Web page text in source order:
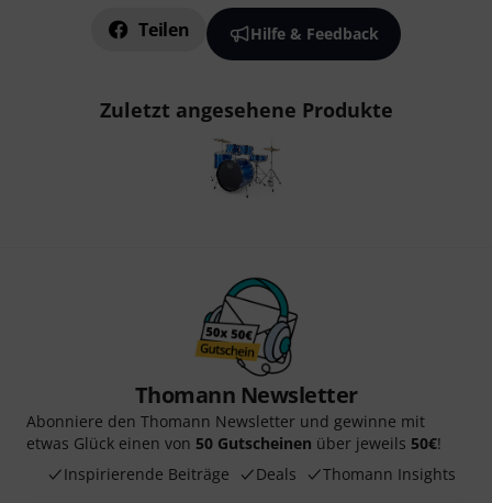
Teilen Hilfe & Feedback
Zuletzt angesehene Produkte
Thomann Newsletter
Abonniere den Thomann Newsletter und gewinne mit
etwas Glück einen von 50 Gutscheinen über jeweils 50€!
Inspirierende Beiträge
Deals Thomann Insights